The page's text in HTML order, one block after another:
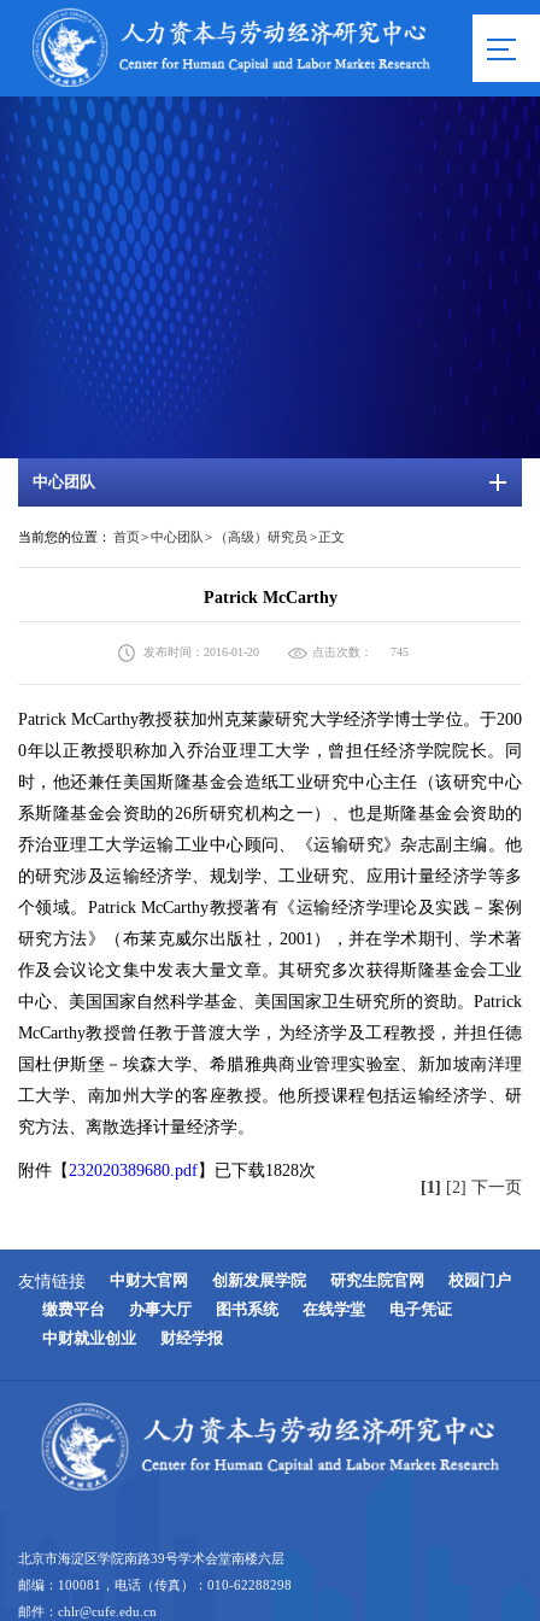
中心团队
当前您的位置： 首页>中心团队 > （高级）研究员 >正文
Patrick McCarthy
发布时间：2016-01-20 点击次数： 745
Patrick McCarthy教授获加州克莱蒙研究大学经济学博士学位。于200
0年以正教授职称加入乔治亚理工大学，曾担任经济学院院长。同
时，他还兼任美国斯隆基金会造纸工业研究中心主任（该研究中心
系斯隆基金会资助的26所研究机构之一）、也是斯隆基金会资助的
乔治亚理工大学运输工业中心顾问、《运输研究》杂志副主编。他
的研究涉及运输经济学、规划学、工业研究、应用计量经济学等多
个领域。Patrick McCarthy教授著有《运输经济学理论及实践－案例
研究方法》（布莱克威尔出版社，2001），并在学术期刊、学术著
作及会议论文集中发表大量文章。其研究多次获得斯隆基金会工业
中心、美国国家自然科学基金、美国国家卫生研究所的资助。Patrick
McCarthy教授曾任教于普渡大学，为经济学及工程教授，并担任德
国杜伊斯堡－埃森大学、希腊雅典商业管理实验室、新加坡南洋理
工大学、南加州大学的客座教授。他所授课程包括运输经济学、研
究方法、离散选择计量经济学。
附件【 232020389680.pdf】已下载1828次
[1] [2] 下一页
友情链接 中财大官网 创新发展学院 研究生院官网
校园门户
缴费平台
办事大厅 图书系统 在线学堂
电子凭证
中财就业创业
财经学报
北京市海淀区学院南路39号学术会堂南楼六层
邮编：100081，电话（传真）：010-62288298
邮件：chlr@cufe.edu.cn